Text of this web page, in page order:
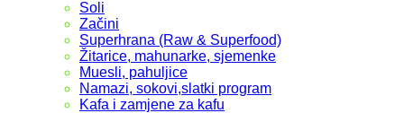
Soli
Začini
Superhrana (Raw & Superfood)
Žitarice, mahunarke, sjemenke
Muesli, pahuljice
Namazi, sokovi,slatki program
Kafa i zamjene za kafu